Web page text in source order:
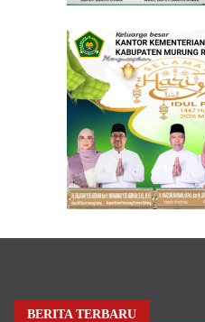
BERITA TERBARU